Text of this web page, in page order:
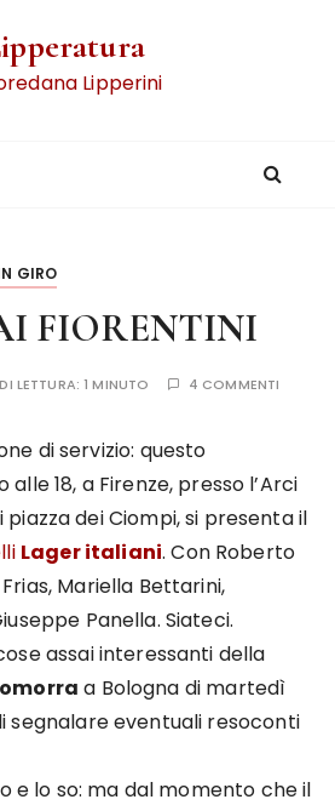
Lipperini
GIRO
FIORENTINI
LETTURA:1 MINUTO 4 COMMENTI
di servizio: questo
alle 18, a Firenze, presso l’Arci
piazza dei Ciompi, si presenta il
Lager italiani. Con Roberto
Mariella Bettarini,
Panella. Siateci.
assai interessanti della
a Bologna di martedì
segnalare eventuali resoconti
e lo so: ma dal momento che il